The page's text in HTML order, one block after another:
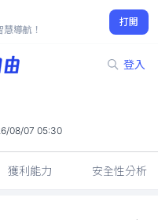
導航！
打開
登入
08/07 05:30
獲利能力 安全性分析